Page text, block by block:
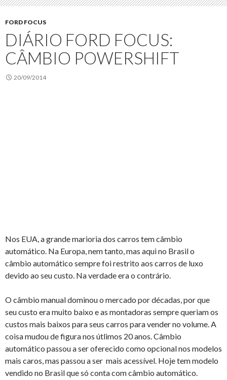
FORD FOCUS
DIÁRIO FORD FOCUS:
CÂMBIO POWERSHIFT
20/09/2014
Nos EUA, a grande marioria dos carros tem câmbio
automático. Na Europa, nem tanto, mas aqui no Brasil o
câmbio automático sempre foi restrito aos carros de luxo
devido ao seu custo. Na verdade era o contrário.
O câmbio manual dominou o mercado por décadas, por que
seu custo era muito baixo e as montadoras sempre queriam os
custos mais baixos para seus carros para vender no volume. A
coisa mudou de figura nos útlimos 20 anos. Câmbio
automático passou a ser oferecido como opcional nos modelos
mais caros, mas passou a ser mais acessível. Hoje tem modelo
vendido no Brasil que só conta com câmbio automático.